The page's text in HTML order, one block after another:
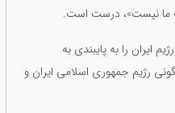
ما نیست»، درست است.
ایران را به پایبندی به
رژیم جمهوری اسلامی ایران و